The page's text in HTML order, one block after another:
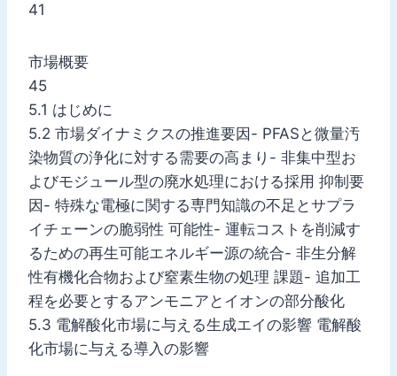
41
市場概要
45
5.1 はじめに
5.2 市場ダイナミクスの推進要因- PFASと微量汚
染物質の浄化に対する需要の高まり- 非集中型お
よびモジュール型の廃水処理における採用 抑制要
因- 特殊な電極に関する専門知識の不足とサプラ
イチェーンの脆弱性 可能性- 運転コストを削減す
るための再生可能エネルギー源の統合- 非生分解
性有機化合物および窒素生物の処理 課題- 追加工
程を必要とするアンモニアとイオンの部分酸化
5.3 電解酸化市場に与える生成エイの影響 電解酸
化市場に与える導入の影響